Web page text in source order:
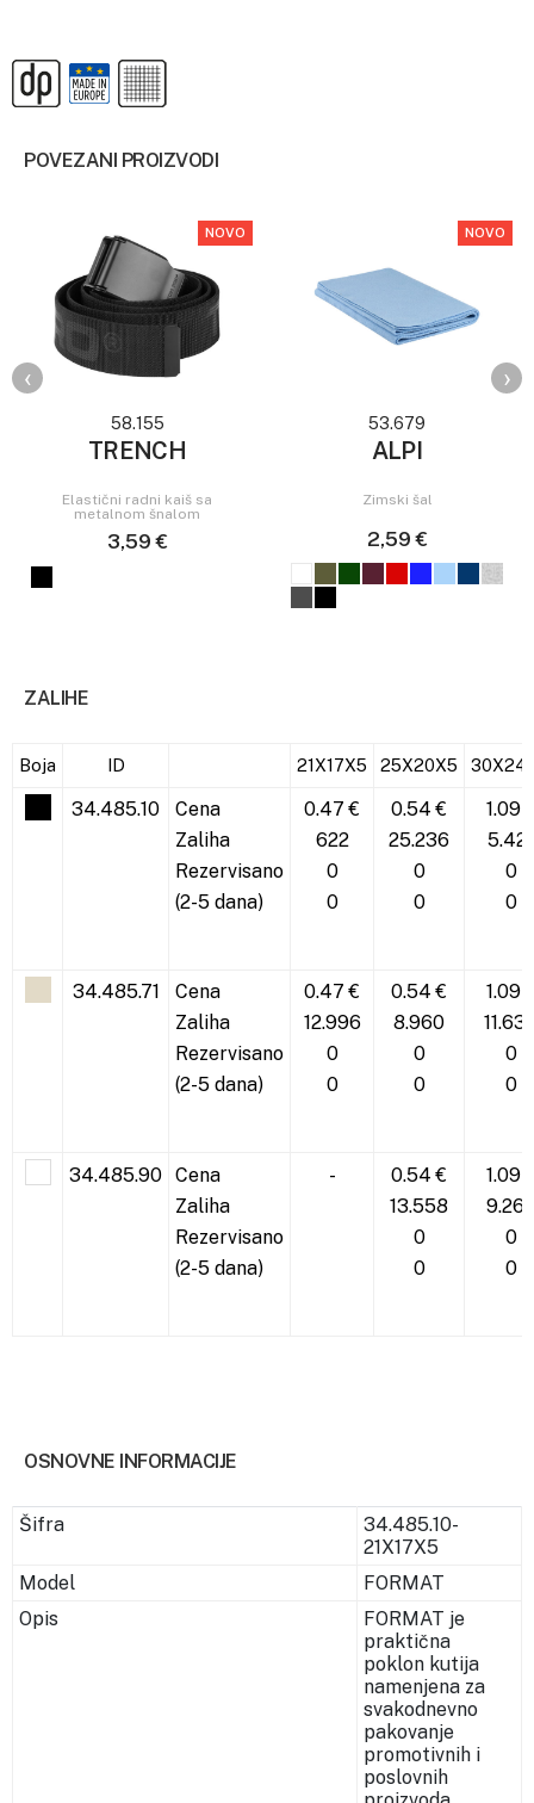
POVEZANI PROIZVODI
NOVO
58.155
TRENCH
Elastični radni kaiš sa
metalnom šnalom
3,59 €
NOVO
53.679
ALPI
Zimski šal
2,59 €
‹ ›
ZALIHE
Boja ID 21X17X5 25X20X5
34.485.10
Cena
Zaliha
Rezervisano
(2-5 dana)
0.47 €
622
0
0
0.54 €
25.236
0
0
1.09
5.421
0
0
34.485.71
Cena
Zaliha
Rezervisano
(2-5 dana)
0.47 €
12.996
0
0
0.54 €
8.960
0
0
1.09
0
0
34.485.90 Cena
Zaliha
Rezervisano
(2-5 dana)
-
0.54 €
13.558
0
0
1.09
0
0
OSNOVNE INFORMACIJE
Šifra
34.485.10-
21X17X5
Model
FORMAT
Opis
FORMAT je
praktična
poklon kutija
namenjena za
svakodnevno
pakovanje
promotivnih i
poslovnih